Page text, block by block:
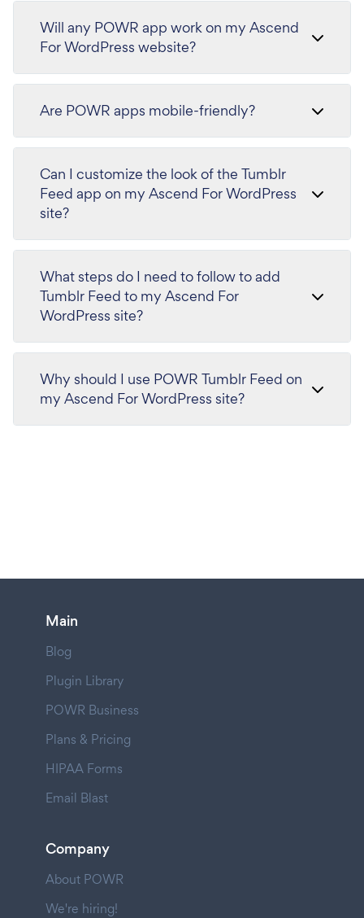
Will any POWR app work on my Ascend
For WordPress website?
Are POWR apps mobile-friendly?
Can I customize the look of the Tumblr
Feed app on my Ascend For WordPress
site?
What steps do I need to follow to add
Tumblr Feed to my Ascend For
WordPress site?
Why should I use POWR Tumblr Feed on
my Ascend For WordPress site?
Main
Blog
Plugin Library
POWR Business
Plans & Pricing
HIPAA Forms
Email Blast
Company
About POWR
We're hiring!